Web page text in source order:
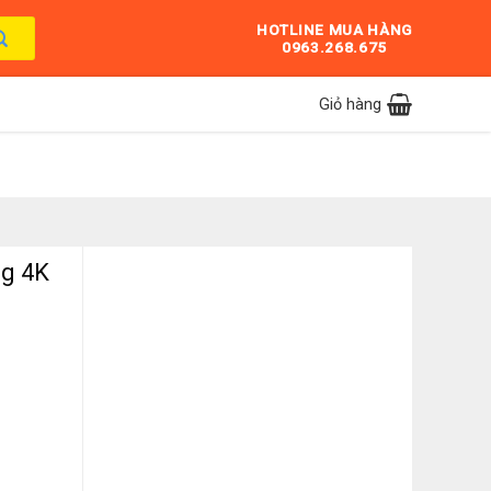
HOTLINE MUA HÀNG
0963.268.675
Giỏ hàng
4K